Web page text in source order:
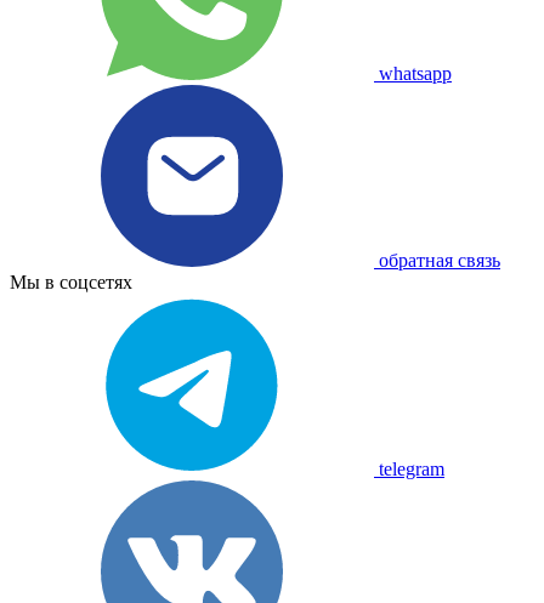
whatsapp
обратная связь
Мы в соцсетях
telegram